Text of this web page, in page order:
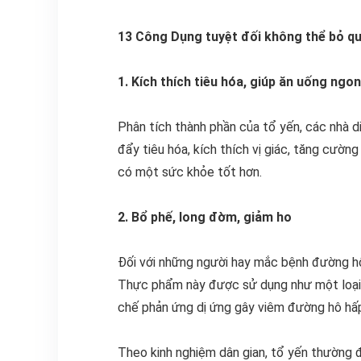
13 Công Dụng tuyệt đối không thể bỏ
1. Kích thích tiêu hóa, giúp ăn uống
Phân tích thành phần của tổ yến, các nhà
đẩy tiêu hóa, kích thích vị giác, tăng cường
có một sức khỏe tốt hơn.
2. Bổ phế, long đờm, giảm ho
Đối với những người hay mắc bệnh đường
Thực phẩm này được sử dụng như một
chế phản ứng dị ứng gây viêm đường hô
Theo kinh nghiệm dân gian, tổ yến